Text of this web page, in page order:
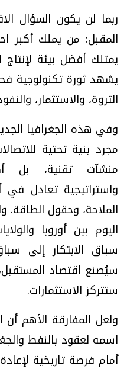
ربما لن يكون السؤال
المقبل: من يملك أكبر
يمتلك أفضل بيئة لإنتاج
يشهد ثورة تكنولوجية
الثروة، والاستثمار،
وفي هذه الجغرافيا
مجرد بنية تحتية
منشآت تقنية، بل
واستراتيجية تعادل
الملاحة، وحقول الطاقة.
اليوم بين أوروبا
سباق الابتكار إلى
سيُصنع اقتصاد
ستتركز الاستثمارات.
ولعل المفارقة الأهم
اسمه لعقود بالنفط
أمام فرصة تاريخية